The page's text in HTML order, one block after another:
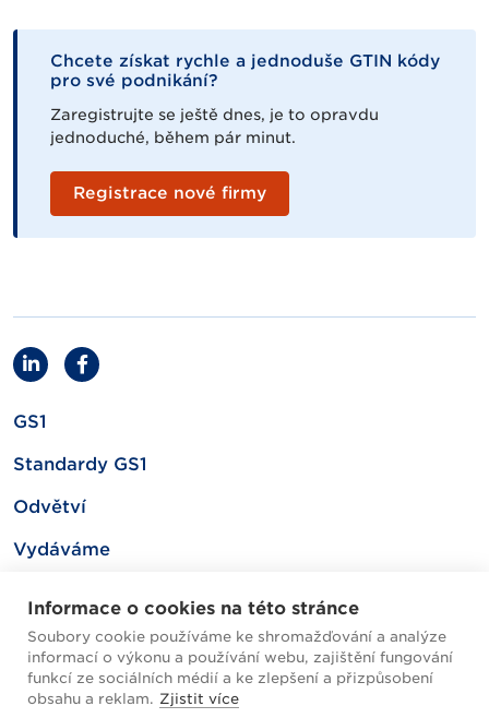
Chcete získat rychle a jednoduše GTIN kódy
pro své podnikání?
Zaregistrujte se ještě dnes, je to opravdu
jednoduché, během pár minut.
Registrace nové firmy
GS1
Standardy GS1
Odvětví
Vydáváme
Mapa webu
Informace o cookies na této stránce
Soubory cookie používáme ke shromažďování a analýze
informací o výkonu a používání webu, zajištění fungování
funkcí ze sociálních médií a ke zlepšení a přizpůsobení
obsahu a reklam. Zjistit více